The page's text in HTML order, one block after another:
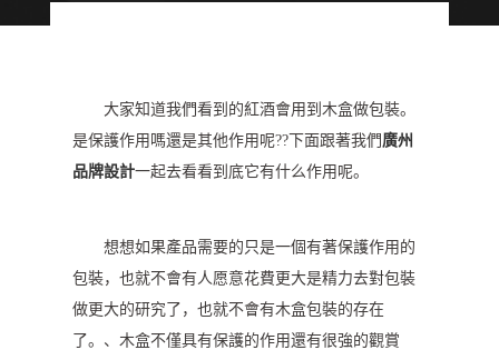
大家知道我們看到的紅酒會用到木盒做包裝。
是保護作用嗎還是其他作用呢??下面跟著我們 廣州
品牌設計一起去看看到底它有什么作用呢。
想想如果產品需要的只是一個有著保護作用的
包裝，也就不會有人愿意花費更大是精力去對包裝
做更大的研究了，也就不會有木盒包裝的存在
了。、木盒不僅具有保護的作用還有很強的觀賞